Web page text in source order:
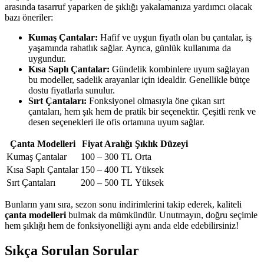
arasında tasarruf yaparken de şıklığı yakalamanıza yardımcı olacak
bazı öneriler:
Kumaş Çantalar: Hafif ve uygun fiyatlı olan bu çantalar, iş
yaşamında rahatlık sağlar. Ayrıca, günlük kullanıma da
uygundur.
Kısa Saplı Çantalar: Gündelik kombinlere uyum sağlayan
bu modeller, sadelik arayanlar için idealdir. Genellikle bütçe
dostu fiyatlarla sunulur.
Sırt Çantaları: Fonksiyonel olmasıyla öne çıkan sırt
çantaları, hem şık hem de pratik bir seçenektir. Çeşitli renk ve
desen seçenekleri ile ofis ortamına uyum sağlar.
Çanta Modelleri Fiyat Aralığı Şıklık Düzeyi
Kumaş Çantalar
100 – 300 TL Orta
Kısa Saplı Çantalar 150 – 400 TL Yüksek
Sırt Çantaları
200 – 500 TL Yüksek
Bunların yanı sıra, sezon sonu indirimlerini takip ederek, kaliteli
çanta modelleri bulmak da mümkündür. Unutmayın, doğru seçimle
hem şıklığı hem de fonksiyonelliği aynı anda elde edebilirsiniz!
Sıkça Sorulan Sorular